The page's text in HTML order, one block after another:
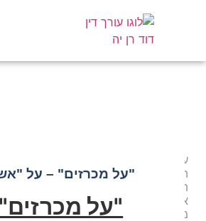
על
הקמת
תאגיד
אנרגיה
משותף
"על מכרזים" – על
"על